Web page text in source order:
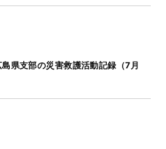
県支部の災害救護活動記録（7月